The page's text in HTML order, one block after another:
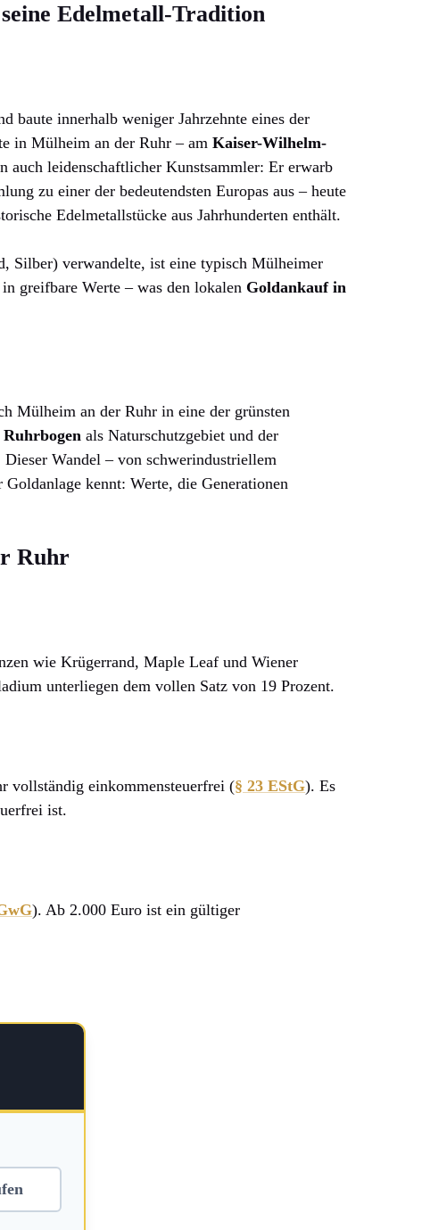
Edelmetall-Tradition
baute innerhalb weniger Jahrzehnte eines der
in Mülheim an der Ruhr – am Kaiser-Wilhelm-
auch leidenschaftlicher Kunstsammler: Er erwarb
zu einer der bedeutendsten Europas aus – heute
Edelmetallstücke aus Jahrhunderten enthält.
Silber) verwandelte, ist eine typisch Mülheimer
greifbare Werte – was den lokalen Goldankauf in
Mülheim an der Ruhr in eine der grünsten
als Naturschutzgebiet und der
Wandel – von schwerindustriellem
kennt: Werte, die Generationen
Ruhr
wie Krügerrand, Maple Leaf und Wiener
unterliegen dem vollen Satz von 19 Prozent.
vollständig einkommensteuerfrei (§ 23 EStG). Es
ist.
). Ab 2.000 Euro ist ein gültiger